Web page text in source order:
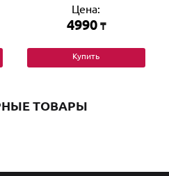
Цена:
4990 ₸
Купить
ТОВАРЫ